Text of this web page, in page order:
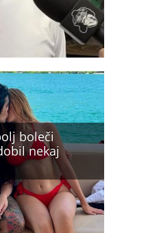
boleči
nekaj